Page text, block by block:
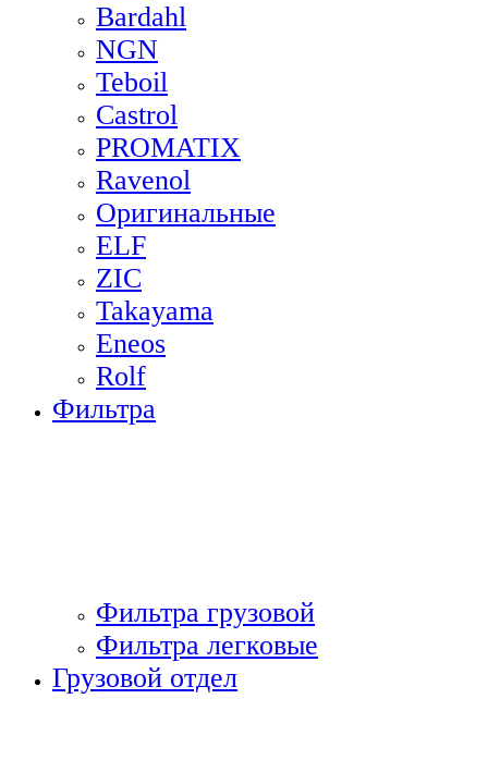
Bardahl
NGN
Teboil
Castrol
PROMATIX
Ravenol
Оригинальные
ELF
ZIC
Takayama
Eneos
Rolf
Фильтра
Фильтра грузовой
Фильтра легковые
Грузовой отдел